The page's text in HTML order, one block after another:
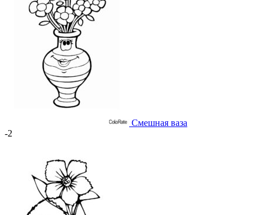
Смешная ваза
-2